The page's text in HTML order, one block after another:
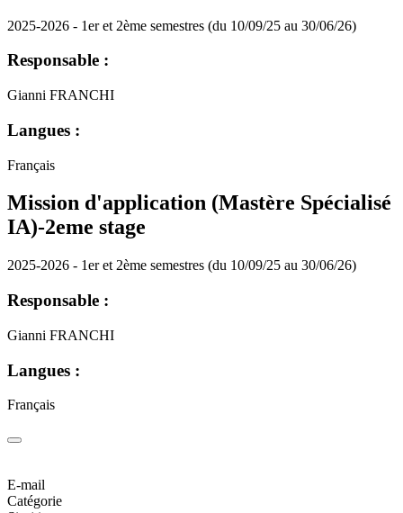
2025-2026 - 1er et 2ème semestres (du 10/09/25 au 30/06/26)
Responsable :
Gianni FRANCHI
Langues :
Français
Mission d'application (Mastère Spécialisé
IA)-2eme stage
2025-2026 - 1er et 2ème semestres (du 10/09/25 au 30/06/26)
Responsable :
Gianni FRANCHI
Langues :
Français
E-mail
Catégorie